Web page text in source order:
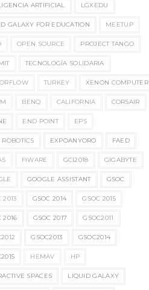
ARTIFICIAL LGXEDU
GALAXY FOR EDUCATION MEETUP
OPEN SOURCE PROJECT TANGO
TECNOLOGÍA SOLIDARIA
TURKEY XENON COMPUTER
BENQ CALIFORNIA CORSAIR
END POINT EPS
ROBOTICS EXPOANYORO FAED
FIWARE GCI2018 GIGABYTE
GOOGLE ASSISTANT GSOC
2013 GSOC 2014 GSOC 2015
2016 GSOC 2017 GSOC2011
GSOC2013 GSOC2014
HEMAV HP
SPACES LIQUID GALAXY